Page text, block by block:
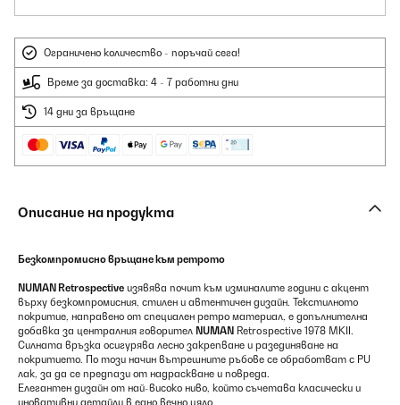
Ограничено количество - поръчай сега!
Време за доставка: 4 - 7 работни дни
14 дни за връщане
Описание на продукта
Безкомпромисно връщане към ретрото
NUMAN Retrospective изявява почит към изминалите години с акцент
върху безкомпромисния, стилен и автентичен дизайн. Текстилното
покритие, направено от специален ретро материал, е допълнителна
добавка за централния говорител NUMAN Retrospective 1978 MKII.
Силната връзка осигурява лесно закрепване и разединяване на
покритието. По този начин вътрешните ръбове се обработват с PU
лак, за да се предпази от надраскване и повреда.
Елегантен дизайн от най-високо ниво, който съчетава класически и
иновативни детайли в едно вечно цяло.